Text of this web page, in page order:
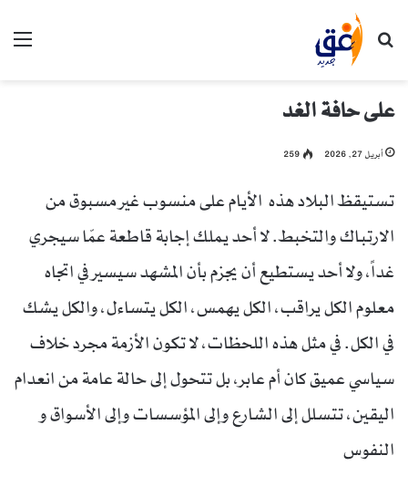
بحث عن
على حافة الغد
أبريل 27, 2026 259
تستيقظ البلاد هذه الأيام على منسوب غير مسبوق من
الارتباك والتخبط. لا أحد يملك إجابة قاطعة عمّا سيجري
غداً، ولا أحد يستطيع أن يجزم بأن المشهد سيسير في اتجاه
معلوم الكل يراقب، الكل يهمس، الكل يتساءل، والكل يشك
في الكل. في مثل هذه اللحظات، لا تكون الأزمة مجرد خلاف
سياسي عميق كان أم عابر، بل تتحول إلى حالة عامة من انعدام
اليقين، تتسلل إلى الشارع وإلى المؤسسات وإلى الأسواق و
النفوس